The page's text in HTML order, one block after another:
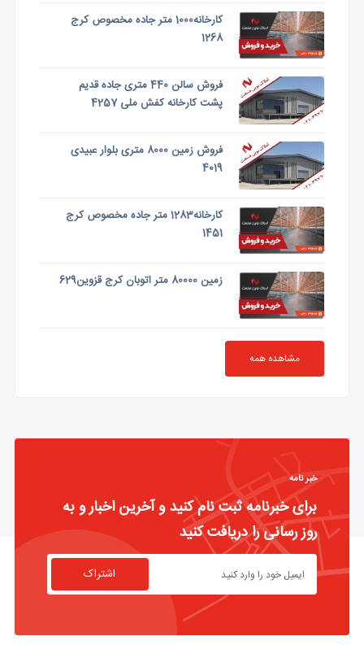
کارخانه1000 متر جاده مخصوص کرج
1268
فروش سالن 440 متری جاده قدیم
پشت کارخانه کفش ملی 4257
فروش زمین 8000 متری بلوار عبیدی
4019
کارخانه1283 متر جاده مخصوص کرج
1451
زمین 80000 متر اتوبان کرج قزوین629
مشاهده همه
خبر نامه
برای خبرنامه ثبت نام کنید و آخرین اخبار و به
روز رسانی را دریافت کنید
اشتراک